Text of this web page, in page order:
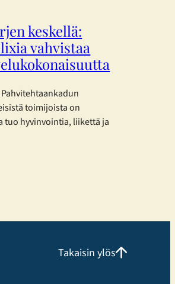
keskellä:
vahvistaa
toimijoista on
tuo hyvinvointia, liikettä ja
Hyrox tunneille tai valita
ovat…Takaisin ylös